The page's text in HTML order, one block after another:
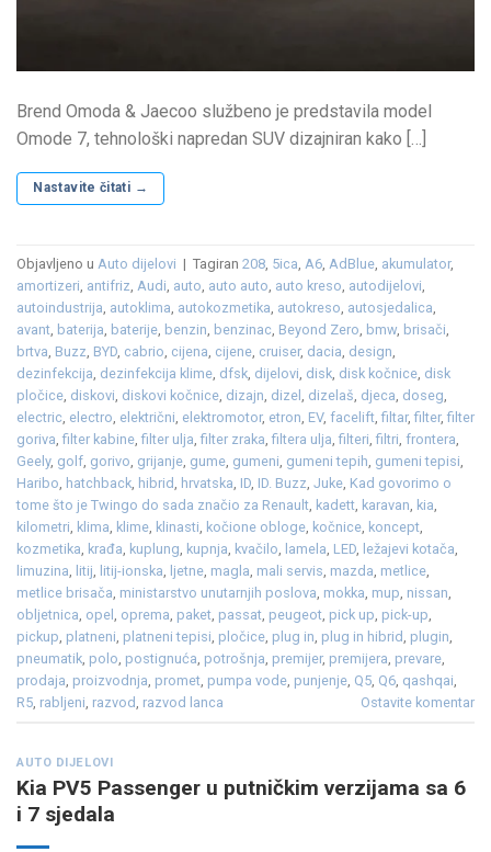
Brend Omoda & Jaecoo službeno je predstavila model
Omode 7, tehnološki napredan SUV dizajniran kako […]
Nastavite čitati →
Objavljeno u Auto dijelovi | Tagiran 208 5ica A6 AdBlue akumulator,
amortizeri antifriz Audi auto auto auto auto kreso autodijelovi
autoindustrija autoklima autokozmetika autokreso autosjedalica
avant baterija baterije benzin benzinac Beyond Zero bmw brisači
brtva Buzz BYD cabrio cijena cijene cruiser, dacia design
dezinfekcija dezinfekcija klime dfsk dijelovi disk disk kočnice disk
pločice diskovi diskovi kočnice dizajn dizel dizelaš djeca doseg
electric electro električni elektromotor, etron EV, facelift ,filtar,filter,filter
goriva ,filter kabine ,filter ulja ,filter zraka ,filtera ulja ,filteri ,filtri frontera
Geely, golf gorivo grijanje gume gumeni gumeni tepih gumeni tepisi
Haribo hatchback hibrid hrvatska ID ID. Buzz Juke Kad govorimo o
tome što je Twingo do sada značio za Renault kadett karavan kia
kilometri klima klime klinasti kočione obloge kočnice koncept
kozmetika krađa kuplung kupnja kvačilo lamela LED ležajevi kotača
limuzina litij litij-ionska ljetne magla mali servis mazda metlice
metlice brisača ministarstvo unutarnjih poslova mokka mup nissan
obljetnica opel oprema paket passat peugeot pick up pick-up
pickup platneni platneni tepisi pločice plug in plug in hibrid plugin
pneumatik polo postignuća potrošnja premijer, premijera prevare
prodaja proizvodnja promet pumpa vode punjenje Q5 Q6 qashqai
R5 rabljeni razvod razvod lanca Ostavite komentar
AUTO DIJELOVI
Kia PV5 Passenger u putničkim verzijama sa 6
i 7 sjedala